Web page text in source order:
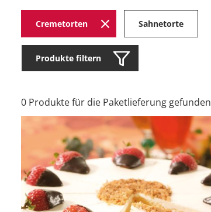
Cremetorten Sahnetorte
Produkte filtern
0 Produkte für die Paketlieferung gefunden